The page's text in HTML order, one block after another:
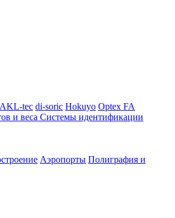
AKL-tec di-soric Hokuyo Optex FA
и веса Системы идентификации
Аэропорты Полиграфия и